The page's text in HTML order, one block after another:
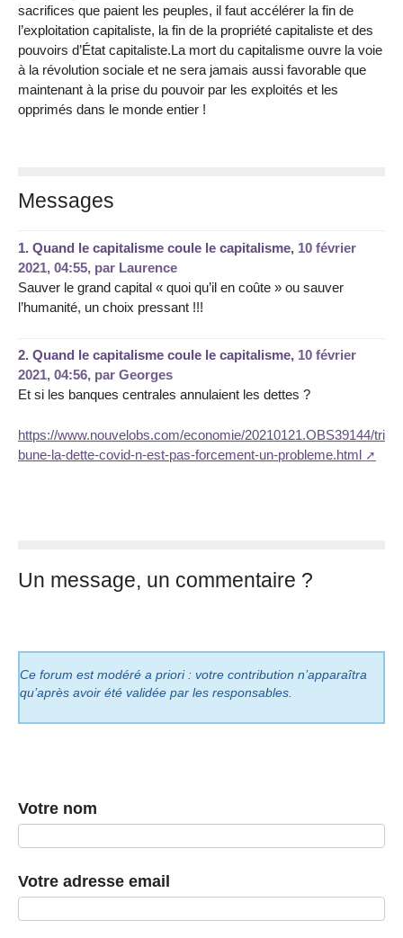
sacrifices que paient les peuples, il faut accélérer la fin de
l’exploitation capitaliste, la fin de la propriété capitaliste et des
pouvoirs d’État capitaliste.La mort du capitalisme ouvre la voie
à la révolution sociale et ne sera jamais aussi favorable que
maintenant à la prise du pouvoir par les exploités et les
opprimés dans le monde entier !
Messages
1. Quand le capitalisme coule le capitalisme, 10 février
2021, 04:55, par Laurence
Sauver le grand capital « quoi qu’il en coûte » ou sauver
l’humanité, un choix pressant !!!
2. Quand le capitalisme coule le capitalisme, 10 février
2021, 04:56, par Georges
Et si les banques centrales annulaient les dettes ?
https://www.nouvelobs.com/economie/20210121.OBS39144/tri
bune-la-dette-covid-n-est-pas-forcement-un-probleme.html
Un message, un commentaire ?
Ce forum est modéré a priori : votre contribution n’apparaîtra
qu’après avoir été validée par les responsables.
Votre nom
Votre adresse email